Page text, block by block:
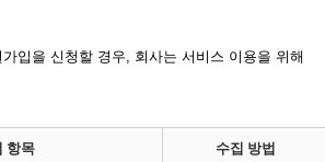
입을 신청할 경우, 회사는 서비스 이용을 위해
항목 수집 방법